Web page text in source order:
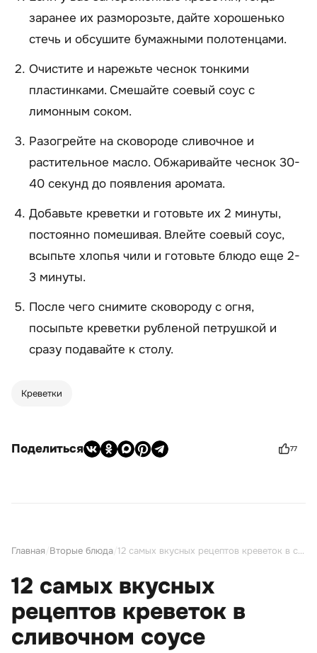
заранее их разморозьте, дайте хорошенько
стечь и обсушите бумажными полотенцами.
Очистите и нарежьте чеснок тонкими
пластинками. Смешайте соевый соус с
лимонным соком.
Разогрейте на сковороде сливочное и
растительное масло. Обжаривайте чеснок 30-
40 секунд до появления аромата.
Добавьте креветки и готовьте их 2 минуты,
постоянно помешивая. Влейте соевый соус,
всыпьте хлопья чили и готовьте блюдо еще 2-
3 минуты.
После чего снимите сковороду с огня,
посыпьте креветки рубленой петрушкой и
сразу подавайте к столу.
Креветки
Поделиться 77
Главная Вторые блюда 12 самых вкусных рецептов креветок в сливочном соусе
12 самых вкусных
рецептов креветок в
сливочном соусе